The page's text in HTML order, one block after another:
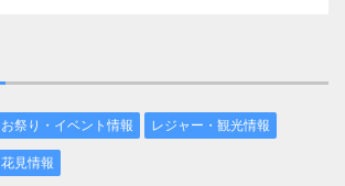
お祭り・イベント情報 レジャー・観光情報
花見情報